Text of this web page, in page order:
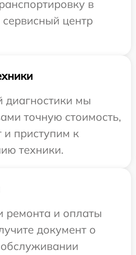
в
центр
диагностики мы
точную стоимость,
приступим к
техники.
ремонта и оплаты
документ о